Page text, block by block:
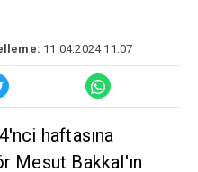
11.04.2024 11:07
haftasına
Mesut Bakkal'ın